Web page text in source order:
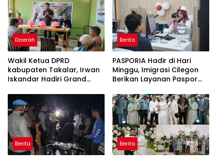
Daerah
Wakil Ketua DPRD
kabupaten Takalar, Irwan
Iskandar Hadiri Grand
Pertama di Takalar,
Melayani Terapis Gratis
untuk Pasien Dhuafa dan
umum.
Berita
PASPORIA Hadir di Hari
Minggu, Imigrasi Cilegon
Berikan Layanan Paspor
Gratis
Berita Berita